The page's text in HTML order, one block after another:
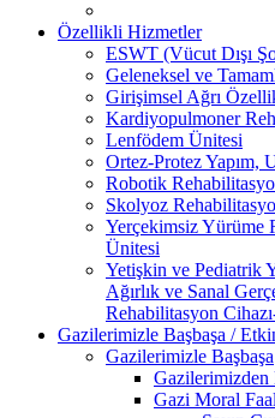
Özellikli Hizmetler
ESWT (Vücut Dışı
Geleneksel ve
Girişimsel Ağrı
Kardiyopulmoner
Lenfödem Ünitesi
Ortez-Protez Yapım,
Robotik
Skolyoz
Yerçekimsiz Yürüme
Ünitesi
Yetişkin ve Pediatrik
Ağırlık ve Sanal
Rehabilitasyon
Gazilerimizle Başbaşa /
Gazilerimizle Başbaşa
Gazilerimizden
Gazi Moral